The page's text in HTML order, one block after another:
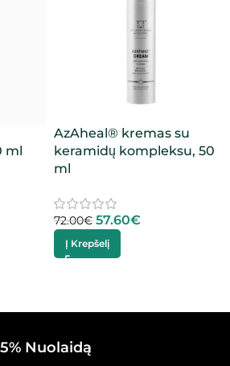
ml
AzAheal® kremas su
keramidų kompleksu, 50
ml
72.00€ 57.60€
Į Krepšelį
Nuolaidą